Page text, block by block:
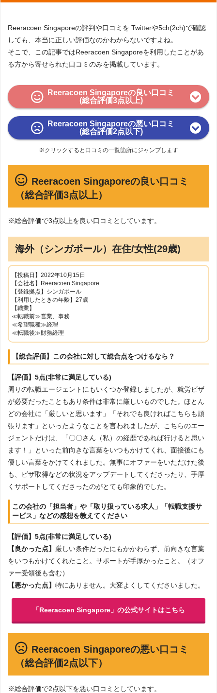
Reeracoen Singaporeの評判や口コミを Twitterや5ch(2ch)で確認
しても、本当に正しい評価なのかわからないですよね。
そこで、この記事ではReeracoen Singaporeを利用したことがあ
る方から寄せられた口コミのみを掲載しています。
Reeracoen Singaporeの良い口コミ
(総合評価3点以上)
Reeracoen Singaporeの悪い口コミ
(総合評価2点以下)
※クリックすると口コミの一覧箇所にジャンプします
Reeracoen Singaporeの良い口コミ
（総合評価3点以上）
※総合評価で3点以上を良い口コミとしています。
海外（シンガポール）在住/女性(29歳)
【投稿日】2022年10月15日
【会社名】Reeracoen Singapore
【登録拠点】シンガポール
【利用したときの年齢】27歳
【職業】
≪転職前≫営業、事務
≪希望職種≫経理
≪転職後≫財務経理
【総合評価】この会社に対して総合点をつけるなら？
【評価】5点(非常に満足している)
周りの転職エージェントにもいくつか登録しましたが、就労ビザ
が必要だったこともあり条件は非常に厳しいものでした。ほとん
どの会社に「厳しいと思います」「それでも良ければこちらも頑
張ります」といったようなことを言われましたが、こちらのエー
ジェントだけは、「〇〇さん（私）の経歴であれば行けると思い
ます！」といった前向きな言葉をいつもかけてくれ、面接後にも
優しい言葉をかけてくれました。無事にオファーをいただけた後
も、ビザ取得などの状況をアップデートしてくださったり、手厚
くサポートしてくださったのがとても印象的でした。
この会社の「担当者」や「取り扱っている求人」「転職支援サ
ービス」などの感想を教えてください
【評価】5点(非常に満足している)
【良かった点】 厳しい条件だったにもかかわらず、前向きな言葉
をいつもかけてくれたこと。サポートが手厚かったこと。（オフ
ァー受領後も含む）
【悪かった点】 特にありません。大変よくしてくださいました。
「Reeracoen Singapore」の公式サイトはこちら
Reeracoen Singaporeの悪い口コミ
（総合評価2点以下）
※総合評価で2点以下を悪い口コミとしています。